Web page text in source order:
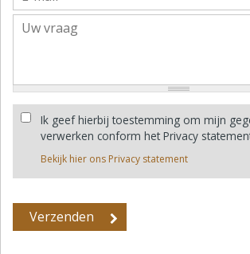
Ik geef hierbij toestemming om mijn
verwerken conform het Privacy
Bekijk hier ons Privacy statement